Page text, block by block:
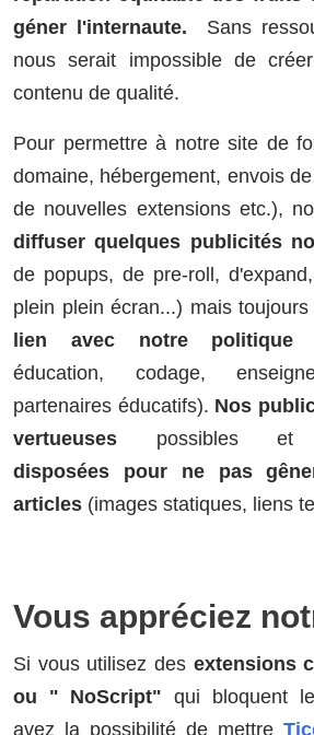
géner l'internaute. Sans
nous serait impossible de
contenu de qualité.
Pour permettre à notre site de
domaine, hébergement, envois
de nouvelles extensions etc.),
diffuser quelques publicités
de popups, de pre-roll,
plein plein écran...) mais
lien avec notre politique
éducation, codage,
partenaires éducatifs). Nos
vertueuses possibles et
disposées pour ne pas
articles (images statiques, liens
Vous appréciez
Si vous utilisez des extensions
ou " NoScript" qui bloquent
avez la possibilité de mettre